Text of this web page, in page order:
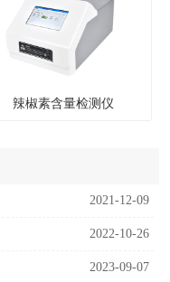
辣椒素含量检测仪
2021-12-09
2022-10-26
2023-09-07